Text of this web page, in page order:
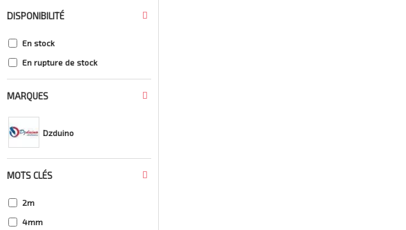
MARQUES
Dzduino
MOTS CLÉS
2m
4mm
DISPONIBILITÉ
En stock
En rupture de stock